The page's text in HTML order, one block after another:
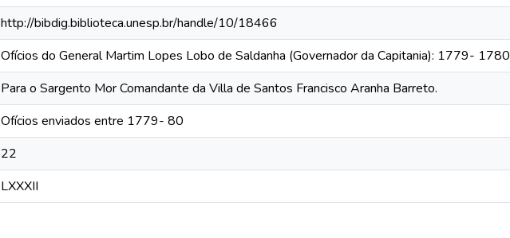
http://bibdig.biblioteca.unesp.br/handle/10/18466
Ofícios do General Martim Lopes Lobo de Saldanha (Governador da Capitania): 1779- 1780
Para o Sargento Mor Comandante da Villa de Santos Francisco Aranha Barreto.
Ofícios enviados entre 1779- 80
22
LXXXII